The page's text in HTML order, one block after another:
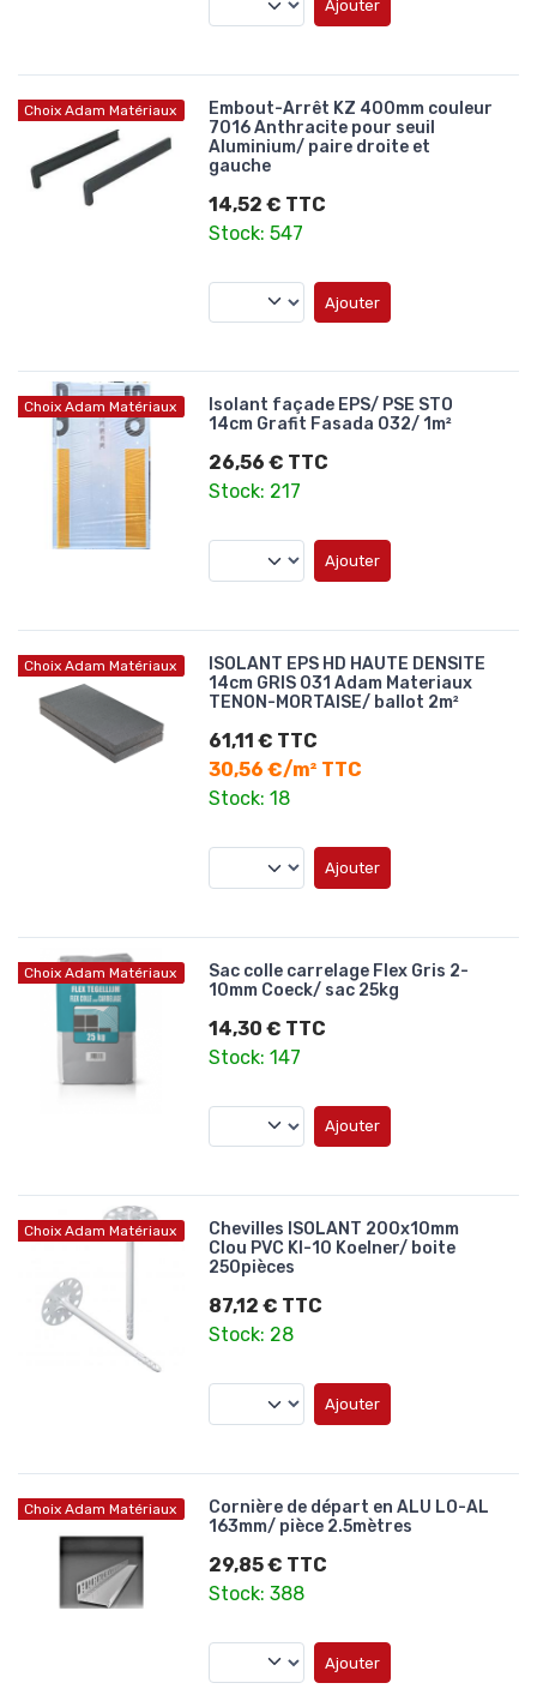
Ajouter
Choix Adam Matériaux
Embout-Arrêt KZ 400mm couleur
7016 Anthracite pour seuil
Aluminium/ paire droite et
gauche
14,52 € TTC
Stock: 547
Ajouter
Choix Adam Matériaux
Isolant façade EPS/ PSE STO
14cm Grafit Fasada 032/ 1m²
26,56 € TTC
Stock: 217
Ajouter
Choix Adam Matériaux
ISOLANT EPS HD HAUTE DENSITE
14cm GRIS 031 Adam Materiaux
TENON-MORTAISE/ ballot 2m²
61,11 € TTC
30,56 €/m² TTC
Stock: 18
Ajouter
Choix Adam Matériaux
Sac colle carrelage Flex Gris 2-
10mm Coeck/ sac 25kg
14,30 € TTC
Stock: 147
Ajouter
Choix Adam Matériaux
Chevilles ISOLANT 200x10mm
Clou PVC KI-10 Koelner/ boite
250pièces
87,12 € TTC
Stock: 28
Ajouter
Choix Adam Matériaux
Cornière de départ en ALU LO-AL
163mm/ pièce 2.5mètres
29,85 € TTC
Stock: 388
Ajouter